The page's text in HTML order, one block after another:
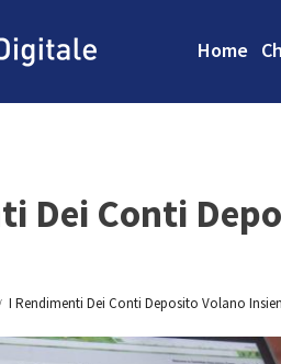
Home
Dei Conti
I Rendimenti Dei Conti Deposito Volano